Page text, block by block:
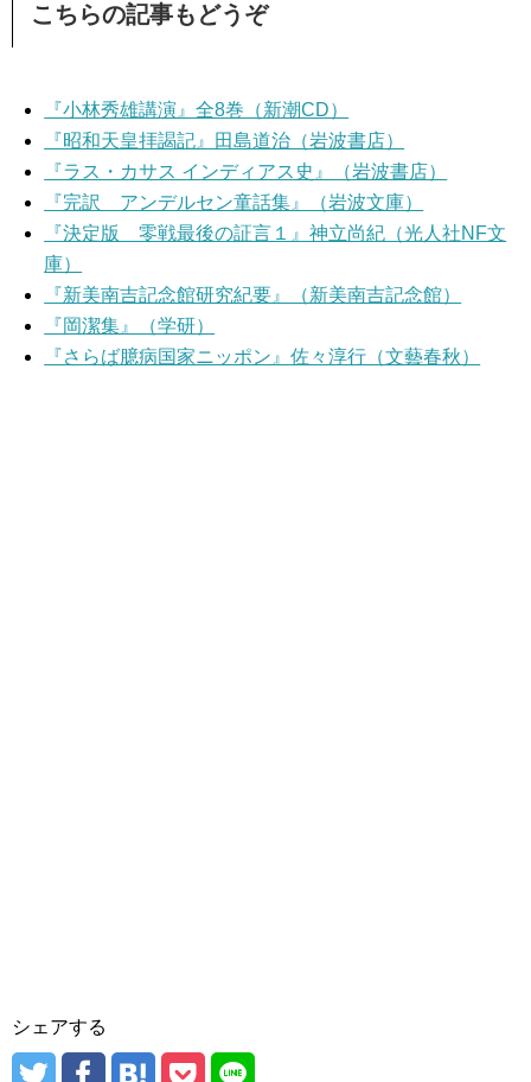
こちらの記事もどうぞ
『小林秀雄講演』全8巻（新潮CD）
『昭和天皇拝謁記』田島道治（岩波書店）
『ラス・カサス インディアス史』（岩波書店）
『完訳 アンデルセン童話集』（岩波文庫）
『決定版 零戦最後の証言１』神立尚紀（光人社NF文
庫）
『新美南吉記念館研究紀要』（新美南吉記念館）
『岡潔集』（学研）
『さらば臆病国家ニッポン』佐々淳行（文藝春秋）
シェアする